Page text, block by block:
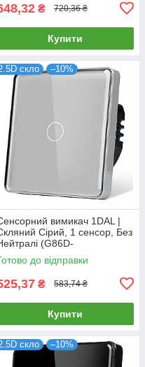
₴ 720,36 ₴
Купити
скло –10%
вимикач 1DAL |
Сірий, 1 сенсор, Без
(G86D-
до відправки
₴ 583,74 ₴
Купити
скло –10%